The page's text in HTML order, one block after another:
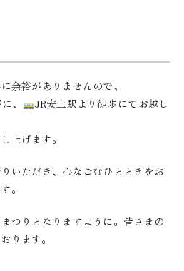
余裕がありませんので、
、
JR安土駅より徒歩にてお越し
上げます。
いただき、心なごむひとときをお
。
つりとなりますように。皆さまの
ります。